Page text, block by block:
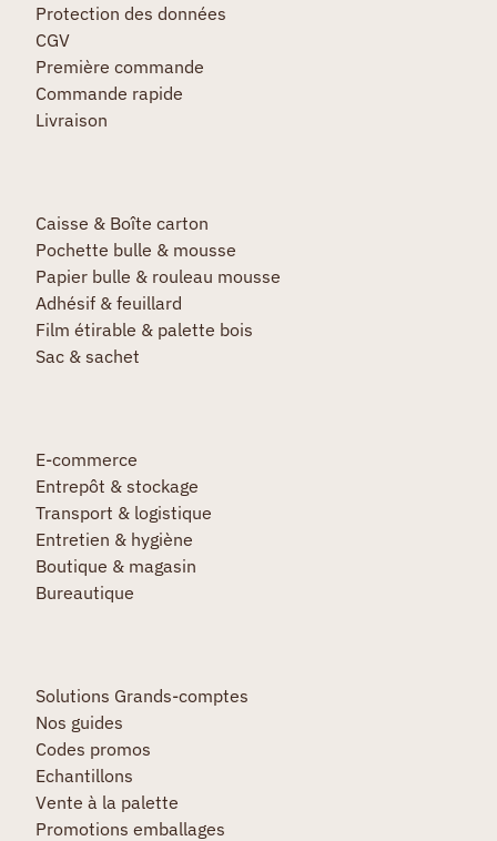
Protection des données
CGV
Première commande
Commande rapide
Livraison
Caisse & Boîte carton
Pochette bulle & mousse
Papier bulle & rouleau mousse
Adhésif & feuillard
Film étirable & palette bois
Sac & sachet
E-commerce
Entrepôt & stockage
Transport & logistique
Entretien & hygiène
Boutique & magasin
Bureautique
Solutions Grands-comptes
Nos guides
Codes promos
Echantillons
Vente à la palette
Promotions emballages